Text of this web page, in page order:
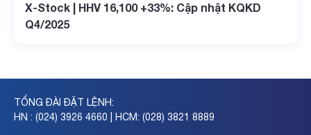
X-Stock | HHV 16,100 +33%: Cập nhật KQKD
Q4/2025
TỔNG ĐÀI ĐẶT LỆNH:
HN : (024) 3926 4660 | HCM: (028) 3821 8889